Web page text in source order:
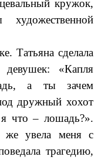
кружок,
сделала
«Капля
а ты зачем
дружный хохот
что – лошадь?».
же увела меня с
трагедию,